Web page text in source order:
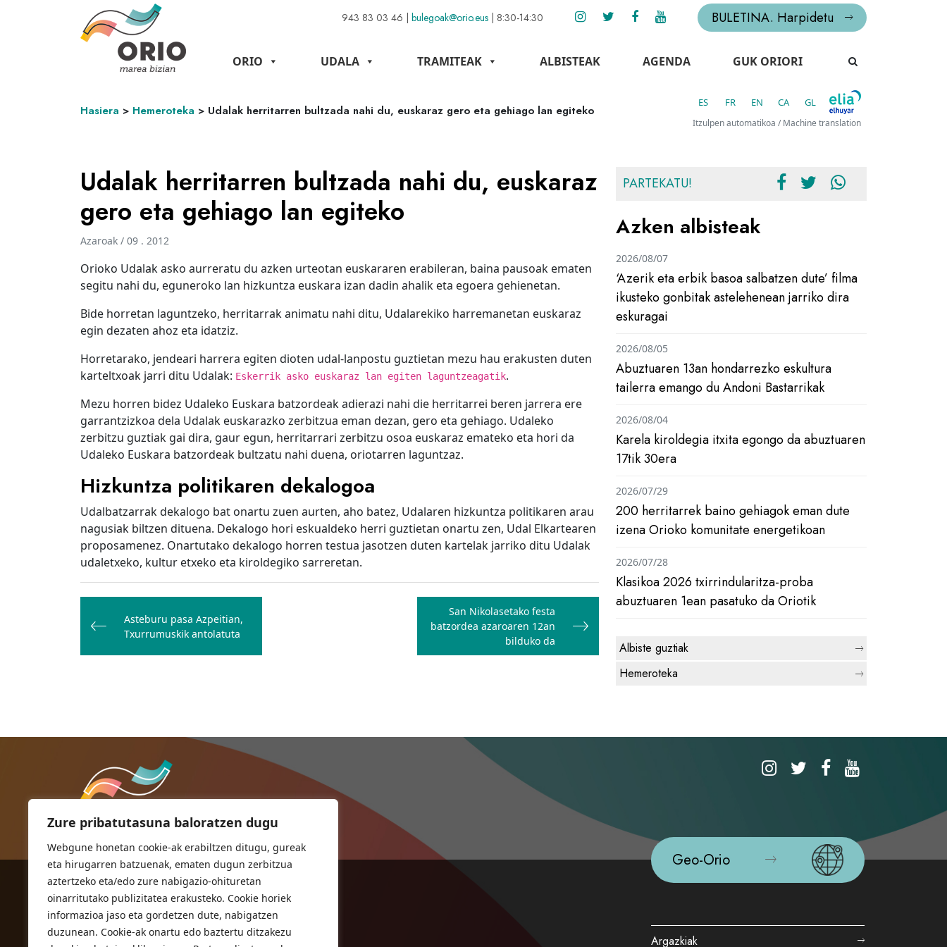
Zure pribatutasuna baloratzen dugu
Webgune honetan cookie-ak erabiltzen ditugu, gureak
eta hirugarren batzuenak, ematen dugun zerbitzua
aztertzeko eta/edo zure nabigazio-ohituretan
oinarritutako publizitatea erakusteko. Cookie horiek
informazioa jaso eta gordetzen dute, nabigatzen
duzunean. Cookie-ak onartu edo baztertu ditzakezu
943 83 03 46 | bulegoak@orio.eus | 8:30-14:30 BULETINA. Harpidetu
ORIO UDALA TRAMITEAK ALBISTEAK AGENDA GUK ORIORI
Hasiera > Hemeroteka > Udalak herritarren bultzada nahi du, euskaraz gero eta gehiago lan egiteko
ES FR EN CA GL
Itzulpen automatikoa / Machine translation
Udalak herritarren bultzada nahi du, euskaraz
gero eta gehiago lan egiteko
Azaroak / 09 . 2012
Orioko Udalak asko aurreratu du azken urteotan euskararen erabileran, baina pausoak ematen
segitu nahi du, eguneroko lan hizkuntza euskara izan dadin ahalik eta egoera gehienetan.
Bide horretan laguntzeko, herritarrak animatu nahi ditu, Udalarekiko harremanetan euskaraz
egin dezaten ahoz eta idatziz.
Horretarako, jendeari harrera egiten dioten udal-lanpostu guztietan mezu hau erakusten duten
karteltxoak jarri ditu Udalak: Eskerrik asko euskaraz lan egiten laguntzeagatik.
Mezu horren bidez Udaleko Euskara batzordeak adierazi nahi die herritarrei beren jarrera ere
garrantzizkoa dela Udalak euskarazko zerbitzua eman dezan, gero eta gehiago. Udaleko
zerbitzu guztiak gai dira, gaur egun, herritarrari zerbitzu osoa euskaraz emateko eta hori da
Udaleko Euskara batzordeak bultzatu nahi duena, oriotarren laguntzaz.
Hizkuntza politikaren dekalogoa
Udalbatzarrak dekalogo bat onartu zuen aurten, aho batez, Udalaren hizkuntza politikaren arau
nagusiak biltzen dituena. Dekalogo hori eskualdeko herri guztietan onartu zen, Udal Elkartearen
proposamenez. Onartutako dekalogo horren testua jasotzen duten kartelak jarriko ditu Udalak
udaletxeko, kultur etxeko eta kiroldegiko sarreretan.
Bidalketetan
zehar
nabigatu
Asteburu pasa Azpeitian,
Txurrumuskik antolatuta
San Nikolasetako festa
batzordea azaroaren 12an
bilduko da
PARTEKATU!
Azken albisteak
‘Azerik eta erbik basoa salbatzen dute’ filma
ikusteko gonbitak astelehenean jarriko dira
eskuragai
2026/08/07
Abuztuaren 13an hondarrezko eskultura
tailerra emango du Andoni Bastarrikak
2026/08/05
Karela kiroldegia itxita egongo da abuztuaren
17tik 30era
2026/08/04
200 herritarrek baino gehiagok eman dute
izena Orioko komunitate energetikoan
2026/07/29
Klasikoa 2026 txirrindularitza-proba
abuztuaren 1ean pasatuko da Oriotik
2026/07/28
Albiste guztiak
Hemeroteka
Geo-Orio
Argazkiak
ORIOKO UDALA
Herriko plaza,1
20810 Orio (Gipuzkoa)
T. 943 83 03 46